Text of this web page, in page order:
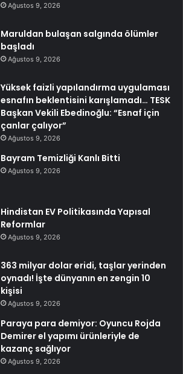
Ağustos 9, 2026
Maruldan bulaşan salgında ölümler
başladı
Ağustos 9, 2026
Yüksek faizli yapılandırma uygulaması
esnafın beklentisini karışlamadı… TESK
Başkan Vekili Ebedinoğlu: “Esnaf için
çanlar çalıyor”
Ağustos 9, 2026
Bayram Temizliği Kanlı Bitti
Ağustos 9, 2026
Hindistan EV Politikasında Yapısal
Reformlar
Ağustos 9, 2026
363 milyar dolar eridi, taşlar yerinden
oynadı! İşte dünyanın en zengin 10
kişisi
Ağustos 9, 2026
Paraya para demiyor: Oyuncu Rojda
Demirer el yapımı ürünleriyle de
kazanç sağlıyor
Ağustos 9, 2026